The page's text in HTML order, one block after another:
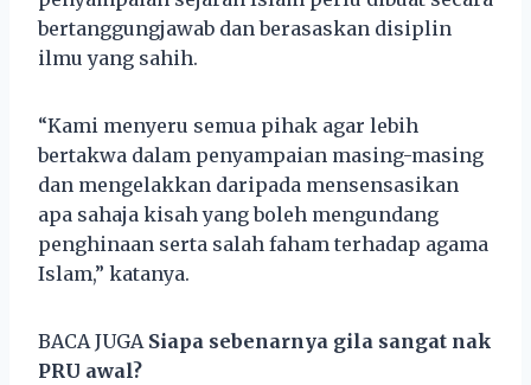
bertanggungjawab dan berasaskan disiplin
ilmu yang sahih.
“Kami menyeru semua pihak agar lebih
bertakwa dalam penyampaian masing-masing
dan mengelakkan daripada mensensasikan
apa sahaja kisah yang boleh mengundang
penghinaan serta salah faham terhadap agama
Islam,” katanya.
BACA JUGA Siapa sebenarnya gila sangat nak
PRU awal?